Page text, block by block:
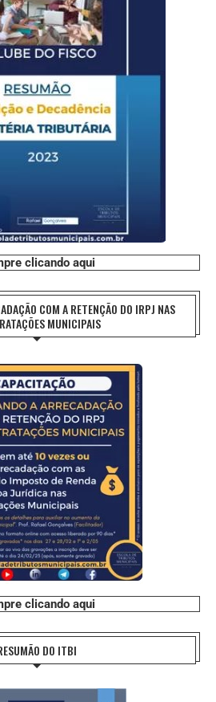
clicando aqui
COM A RETENÇÃO DO IRPJ NAS
MUNICIPAIS
clicando aqui
DO ITBI